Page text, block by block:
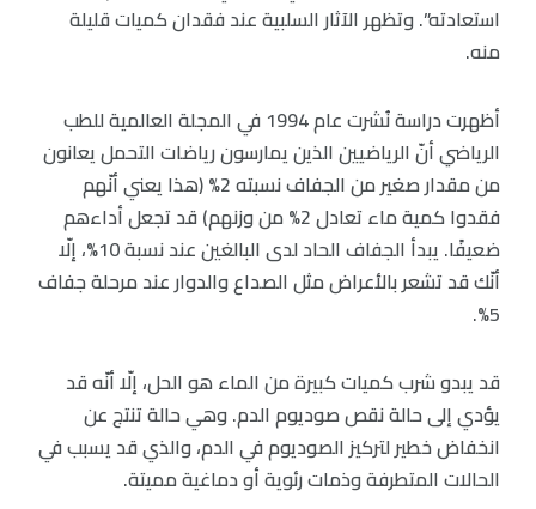
استعادته”. وتظهر الآثار السلبية عند فقدان كميات قليلة
منه.
أظهرت دراسة نُشرت عام 1994 في المجلة العالمية للطب
الرياضي أنّ الرياضيين الذين يمارسون رياضات التحمل يعانون
من مقدار صغير من الجفاف نسبته 2% (هذا يعني أنّهم
فقدوا كمية ماء تعادل 2% من وزنهم) قد تجعل أداءهم
ضعيفًا. يبدأ الجفاف الحاد لدى البالغين عند نسبة 10%، إلّا
أنّك قد تشعر بالأعراض مثل الصداع والدوار عند مرحلة جفاف
5%.
قد يبدو شرب كميات كبيرة من الماء هو الحل، إلّا أنّه قد
يؤدي إلى حالة نقص صوديوم الدم. وهي حالة تنتج عن
انخفاض خطير لتركيز الصوديوم في الدم، والذي قد يسبب في
الحالات المتطرفة وذمات رئوية أو دماغية مميتة.